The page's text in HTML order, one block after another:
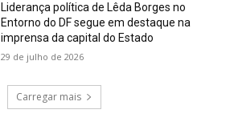
Liderança política de Lêda Borges no
Entorno do DF segue em destaque na
imprensa da capital do Estado
29 de julho de 2026
Carregar mais